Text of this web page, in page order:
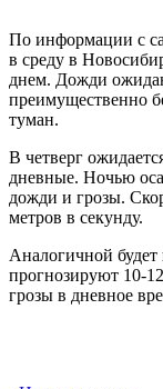
По информации с
в среду в
днем. Дожди
преимущественно
туман.
В четверг
дневные. Ночью
дожди и грозы.
метров в секунду.
Аналогичной
прогнозируют 10-
грозы в дневное